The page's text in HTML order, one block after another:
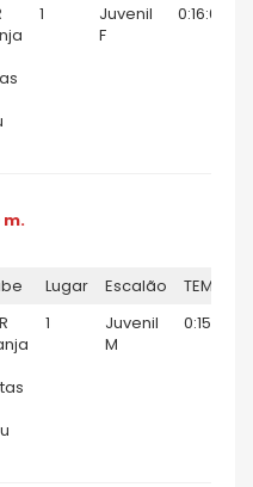
1
Juvenil
F
0:16:03
m.
Lugar Escalão TEMPO
1
Juvenil
M
0:15:03